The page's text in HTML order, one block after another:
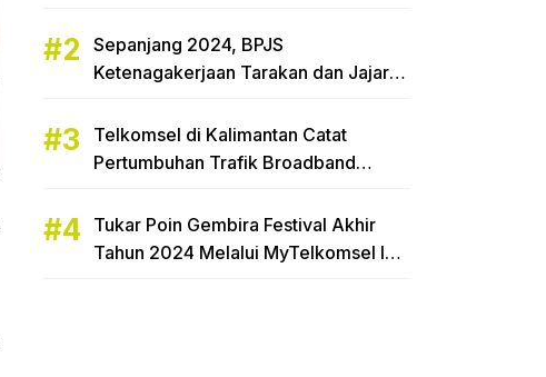
Sepanjang 2024, BPJS
Ketenagakerjaan Tarakan dan Jajaran
Telkomsel di Kalimantan Catat
Pertumbuhan Trafik Broadband
Tukar Poin Gembira Festival Akhir
Tahun 2024 Melalui MyTelkomsel Ibu